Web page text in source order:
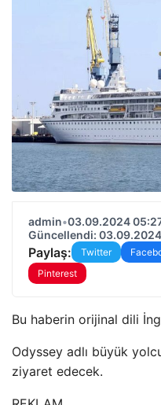
admin•03.09.2024
Güncellendi:
Paylaş: Twitter
Pinterest
Bu haberin orijinal dili
Odyssey adlı büyük
ziyaret edecek.